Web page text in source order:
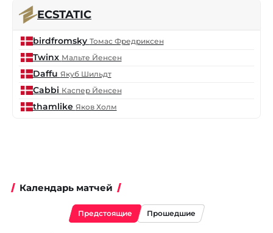
ECSTATIC
birdfromsky Томас Фредриксен
Twinx Мальте Йенсен
Daffu Якуб Шильдт
Cabbi Каспер Йенсен
thamlike Яков Холм
Календарь матчей
Предстоящие Прошедшие